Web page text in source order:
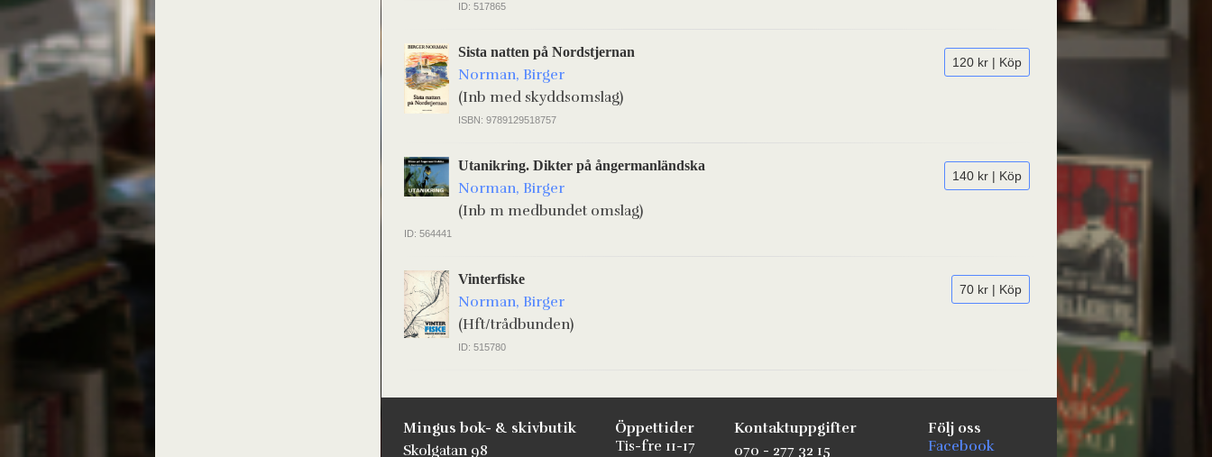
ID: 517865
120 kr | Köp
Sista natten på Nordstjernan
Norman, Birger
(Inb med skyddsomslag)
ISBN: 9789129518757
140 kr | Köp
Utanikring. Dikter på ångermanländska
Norman, Birger
(Inb m medbundet omslag)
ID: 564441
70 kr | Köp
Vinterfiske
Norman, Birger
(Hft/trådbunden)
ID: 515780
Mingus bok- & skivbutik
Skolgatan 98
Öppettider
Tis-fre 11-17
Kontaktuppgifter
070 - 277 32 15
Följ oss
Facebook